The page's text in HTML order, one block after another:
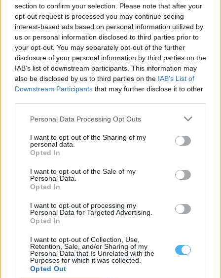
section to confirm your selection. Please note that after your
opt-out request is processed you may continue seeing
interest-based ads based on personal information utilized by
us or personal information disclosed to third parties prior to
your opt-out. You may separately opt-out of the further
disclosure of your personal information by third parties on the
IAB’s list of downstream participants. This information may
also be disclosed by us to third parties on the IAB’s List of
Downstream Participants that may further disclose it to other
Personal Data Processing Opt Outs
I want to opt-out of the Sharing of my
personal data.
Opted In
I want to opt-out of the Sale of my
Personal Data.
Opted In
I want to opt-out of processing my
Personal Data for Targeted Advertising.
Opted In
I want to opt-out of Collection, Use,
Retention, Sale, and/or Sharing of my
Personal Data that Is Unrelated with the
Purposes for which it was collected.
Opted Out
PSP deteve três pessoas e registou 60 infrações rodoviárias no
distrito de Beja
O Comando Distrital de Beja da Polícia de Segurança Pública
deteve três pessoas entre...
3 Agosto, 2026 - 12:56
(atualização) Despiste na EN18 entre Azaruja e Évora provoca
sete feridos, dois em estado grave
Um despiste de uma viatura ligeira de passageiros provocou, na
noite desta quarta-feira, sete...
29 Julho, 2026 - 23:26